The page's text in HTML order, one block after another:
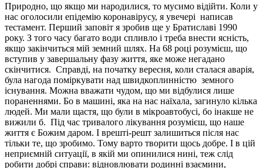
Природно, що якщо ми народилися, то мусимо відійти. Коли у
нас оголосили епідемію коронавірусу, я увечері написав
тестамент. Перший заповіт я зробив ще у Братиславі 1990
року. З того часу багато води спливло і треба внести ясність,
якщо закінчиться мій земний шлях. На 68 році розумієш, що
вступив у завершальну фазу життя, яке може негадано
скінчитися. Справді, на початку вересня, коли сталася аварія,
була нагода поміркувати над швидкоплинністю земного
існування. Можна вважати чудом, що ми відбулися лише
пораненнями. Бо в машині, яка на нас наїхала, загинуло кілька
людей. Ми мали щастя, що були в мікроавтобусі, бо інакше не
вижили б. Під час тривалого лікування розумієш, що наше
життя є Божим даром. І врешті-решт залишиться після нас
тільки те, що зробимо. Тому варто творити щось добре. І в цій
неприємній ситуації, в якій ми опинилися нині, теж слід
робити добрі справи: відновлювати родинні взаємини,